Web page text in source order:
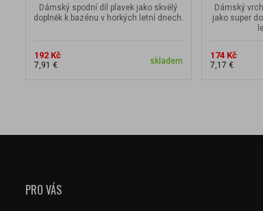
Dámský spodní díl plavek jako skvělý
doplněk k bazénu v horkých letní dnech.
192 Kč
7,91 € skladem
Dámský
jako super
174 Kč
7,17 €
PRO VÁS